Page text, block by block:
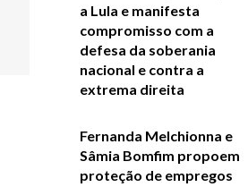
a Lula e manifesta
compromisso com a
defesa da soberania
nacional e contra a
extrema direita
Fernanda Melchionna e
Sâmia Bomfim propoem
proteção de empregos